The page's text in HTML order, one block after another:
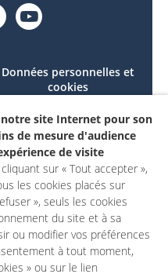
Données personnelles et
cookies
conforme
Mentions légales
site Internet pour son
de mesure d'audience
de visite
cliquant sur « Tout accepter »,
les cookies placés sur
», seuls les cookies
du site et à sa
ou modifier vos préférences
à tout moment,
» ou sur le lien